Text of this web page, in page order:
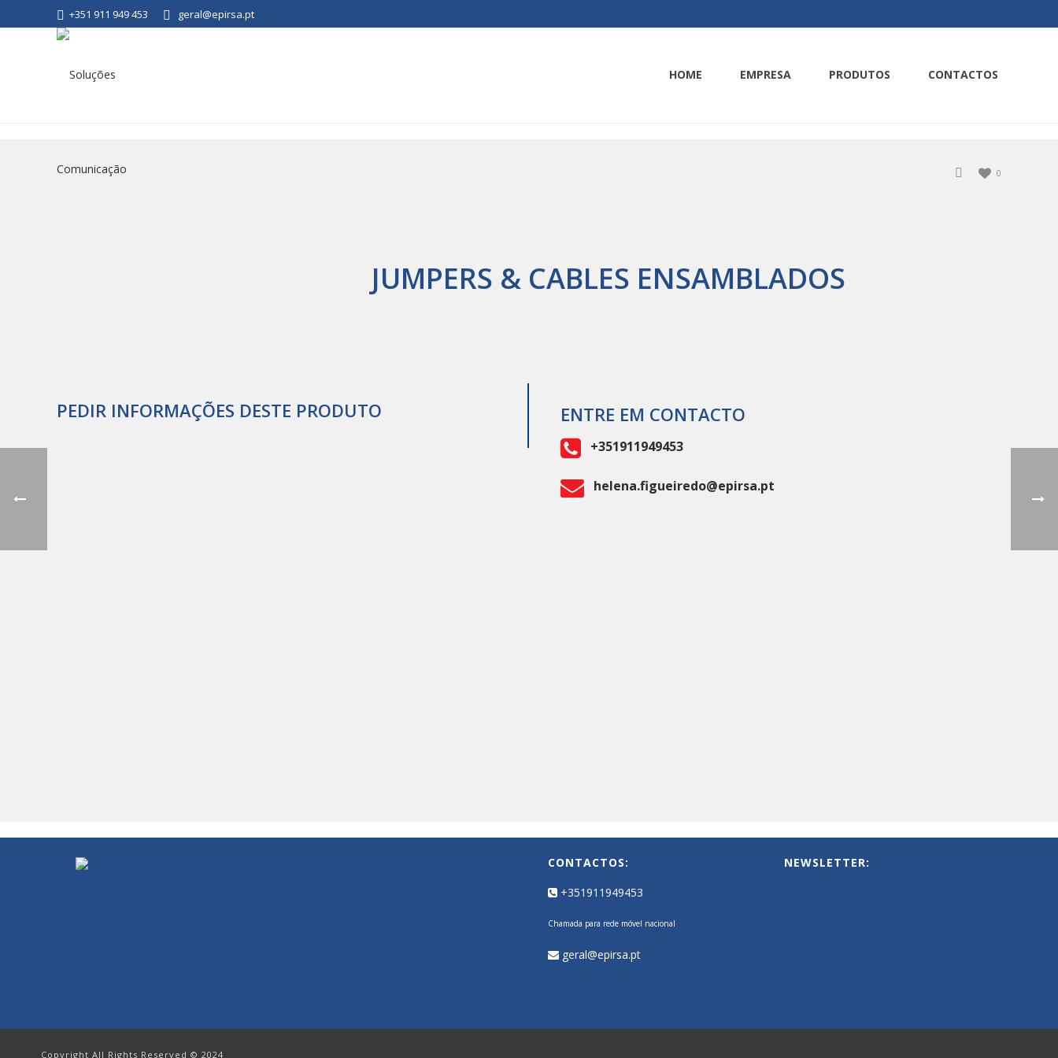
+351 911 949 453 geral@epirsa.pt
HOME EMPRESA PRODUTOS CONTACTOS
0
JUMPERS & CABLES ENSAMBLADOS
PEDIR INFORMAÇÕES DESTE PRODUTO ENTRE EM CONTACTO
+351911949453
helena.figueiredo@epirsa.pt
CONTACTOS:
+351911949453
Chamada para rede móvel nacional
geral@epirsa.pt
NEWSLETTER:
Copyright All Rights Reserved © 2024